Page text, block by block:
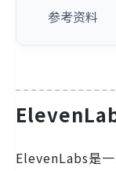
参考资料
ElevenLabs是